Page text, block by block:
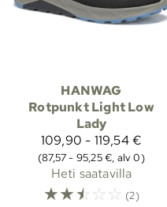
HANWAG
Rotpunkt Light Low
Lady
109,90 - 119,54 €
(87,57 - 95,25 €, alv 0)
Heti saatavilla
☆☆☆ ☆ ☆ (2)